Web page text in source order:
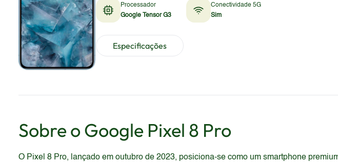
Processador
Google Tensor G3
Conectividade 5G
Sim
Especificações
Sobre o Google Pixel 8 Pro
O Pixel 8 Pro, lançado em outubro de 2023, posiciona-se como um smartphone